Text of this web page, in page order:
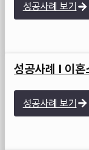
성공사례 보기
성공사례 I 이
성공사례 보기